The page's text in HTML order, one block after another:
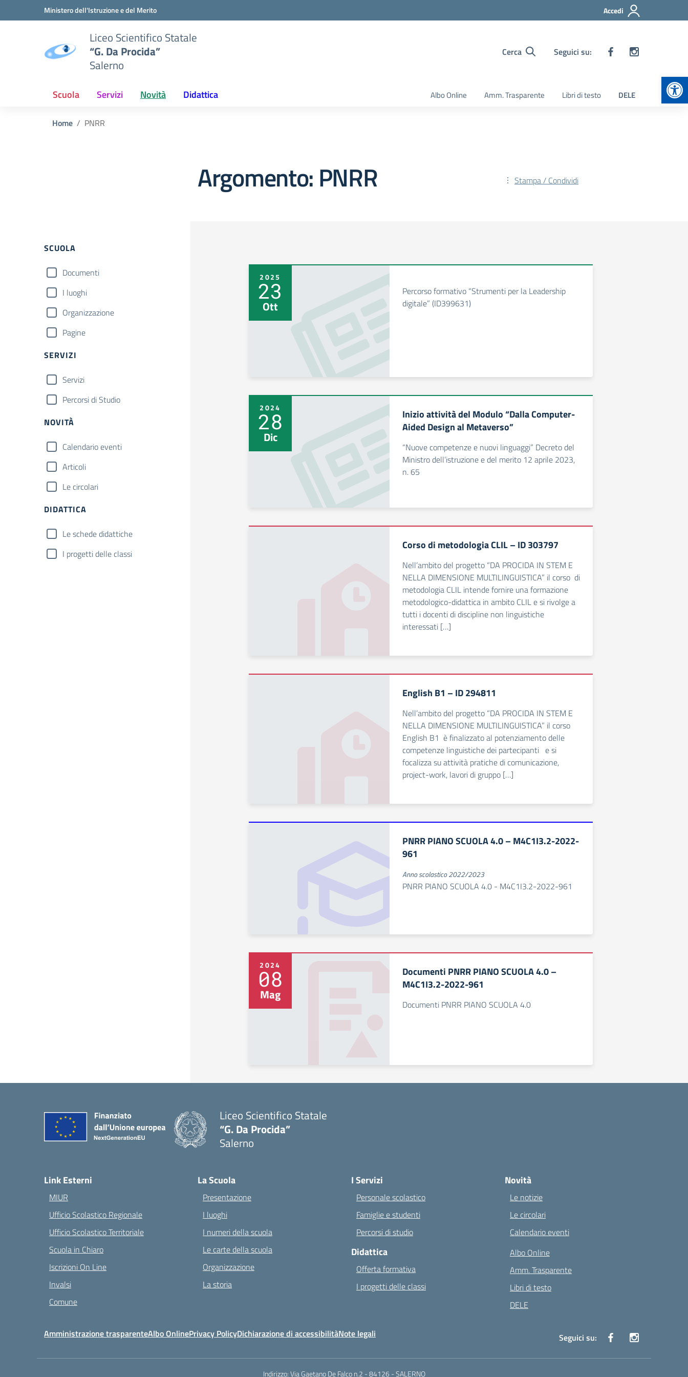
Vai ai contenuti
Vai al menu di navigazioneMinistero dell'Istruzione e del Merito Accedi
Liceo Scientifico Statale
“G. Da Procida”
Salerno
Cerca Seguici su:
Scuola Servizi Novità Didattica Albo Online Amm. Trasparente Libri di testo DELE
Home PNRR
Argomento: PNRR Stampa / Condividi
Filtri
SCUOLA
Documenti
I luoghi
Organizzazione
Pagine
SERVIZI
Servizi
Percorsi di Studio
NOVITÀ
Calendario eventi
Articoli
Le circolari
DIDATTICA
Le schede didattiche
I progetti delle classi
2025
23
Ott
Percorso formativo “Strumenti per la Leadership
digitale” (ID399631)
2024
28
Dic
Inizio attività del Modulo “Dalla Computer-
Aided Design al Metaverso”
“Nuove competenze e nuovi linguaggi” Decreto del
Ministro dell’istruzione e del merito 12 aprile 2023,
n. 65
Corso di metodologia CLIL – ID 303797
Nell’ambito del progetto “DA PROCIDA IN STEM E
NELLA DIMENSIONE MULTILINGUISTICA” il corso di
metodologia CLIL intende fornire una formazione
metodologico-didattica in ambito CLIL e si rivolge a
tutti i docenti di discipline non linguistiche
interessati […]
English B1 – ID 294811
Nell’ambito del progetto “DA PROCIDA IN STEM E
NELLA DIMENSIONE MULTILINGUISTICA” il corso
English B1 è finalizzato al potenziamento delle
competenze linguistiche dei partecipanti e si
focalizza su attività pratiche di comunicazione,
project-work, lavori di gruppo […]
PNRR PIANO SCUOLA 4.0 – M4C1I3.2-2022-
961
Anno scolastico 2022/2023
PNRR PIANO SCUOLA 4.0 - M4C1I3.2-2022-961
2024
08
Mag
Documenti PNRR PIANO SCUOLA 4.0 –
M4C1I3.2-2022-961
Documenti PNRR PIANO SCUOLA 4.0
Liceo Scientifico Statale
“G. Da Procida”
Salerno
Link Esterni
MIUR
Ufficio Scolastico Regionale
Ufficio Scolastico Territoriale
Scuola in Chiaro
Iscrizioni On Line
Invalsi
Comune
La Scuola
Presentazione
I luoghi
I numeri della scuola
Le carte della scuola
Organizzazione
La storia
I Servizi
Personale scolastico
Famiglie e studenti
Percorsi di studio
Didattica
Offerta formativa
I progetti delle classi
Novità
Le notizie
Le circolari
Calendario eventi
Albo Online
Amm. Trasparente
Libri di testo
DELE
Amministrazione trasparenteAlbo OnlinePrivacy PolicyDichiarazione di accessibilitàNote legali Seguici su:
Indirizzo:Via Gaetano De Falco n.2 - 84126 - SALERNO